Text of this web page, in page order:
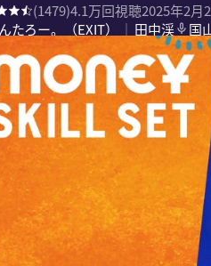
(1479)4.1万回視聴2025年2月
たろー。（EXIT）
｜ 田中渓 国